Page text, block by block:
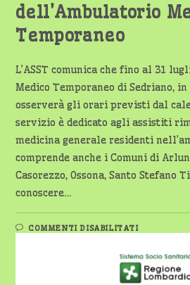
dell’Ambulatorio
Temporaneo
L’ASST comunica che fino al 31
Medico Temporaneo di Sedriano,
osserverà gli orari previsti dal
servizio è dedicato agli assistiti
medicina generale residenti
comprende anche i Comuni di
Casorezzo, Ossona, Santo Stefano
conoscere…
COMMENTI DISABILITATISU
GLI
ORARI
MEDICO